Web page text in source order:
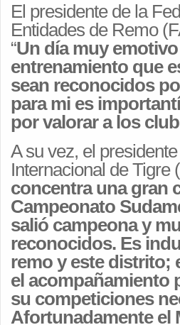
El presidente de la
Entidades de Remo
“Un día muy
entrenamiento que
sean reconocidos
para mi es
por valorar a los
A su vez, el
Internacional de Tigre
concentra una gran
Campeonato
salió campeona y
reconocidos. Es
remo y este distrito;
el acompañamiento
su competiciones
Afortunadamente el